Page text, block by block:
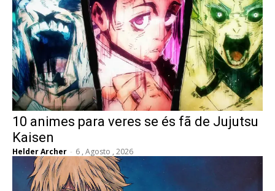
10 animes para veres se és fã de Jujutsu
Kaisen
Helder Archer - 6 , Agosto , 2026